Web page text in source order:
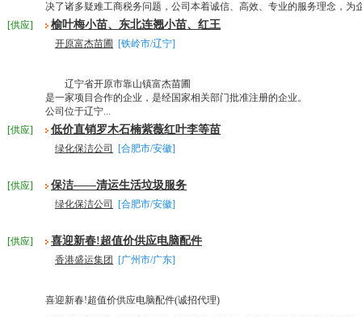
决了诸多疑难工商税务问题，公司本着诚信、高效、专业的服务理念，为
[供应]
榆叶梅小苗、东北连翘小苗、红王
开原富杰苗圃 [铁岭市/辽宁]
辽宁省开原市靠山镇富杰苗圃
是一家项目合作的企业，是经国家相关部门批准注册的企业。
公司位于辽宁...
[供应]
低价直销罗木石楠紫薇红叶李等苗
绿化保洁公司 [合肥市/安徽]
[供应] 保洁——清运生活垃圾服务
绿化保洁公司 [合肥市/安徽]
[供应] 喜迎新春!超值价供应电脑配件
香港盛运集团 [广州市/广东]
喜迎新春!超值价供应电脑配件(诚招代理)